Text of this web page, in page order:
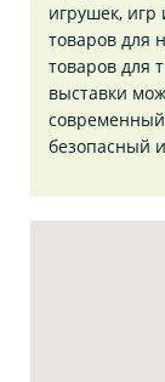
игрушек,
товаров для
товаров для
выставки
безопасный